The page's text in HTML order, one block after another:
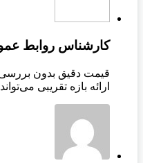
کارشناس روابط
قیمت دقیق بدون بررسی
ارائه بازه تقریبی